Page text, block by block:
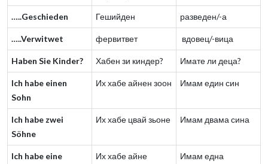
…..Geschieden Гешийден разведен/-а
…..Verwitwet фервитвет вдовец/-вица
Haben Sie Kinder? Хабен зи киндер? Имате ли деца?
Ich habe einen
Sohn
Их хабе айнен зоон Имам един син
Ich habe zwei
Söhne
Их хабе цвай зьоне Имам двама сина
Ich habe eine
Их хабе айне
Имам една